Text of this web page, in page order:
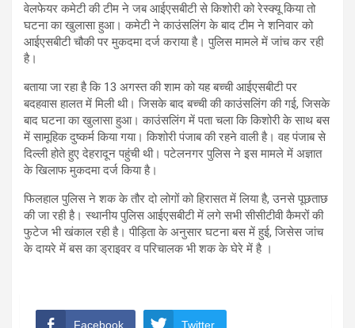
वेलफेयर कमेटी की टीम ने जब आईएसबीटी से किशोरी को रेस्क्यू किया तो
घटना का खुलासा हुआ। कमेटी ने काउंसलिंग के बाद टीम ने शनिवार को
आईएसबीटी चौकी पर मुकदमा दर्ज कराया है। पुलिस मामले में जांच कर रही
है।
बताया जा रहा है कि 13 अगस्त की शाम को यह बच्ची आईएसबीटी पर
बदहवास हालत में मिली थी। जिसके बाद बच्ची की काउंसलिंग की गई, जिसके
बाद घटना का खुलासा हुआ। काउंसलिंग में पता चला कि किशोरी के साथ बस
में सामूहिक दुष्कर्म किया गया। किशोरी पंजाब की रहने वाली है। वह पंजाब से
दिल्ली होते हुए देहरादून पहुंची थी। पटेलनगर पुलिस ने इस मामले में अज्ञात
के खिलाफ मुकदमा दर्ज किया है।
फिलहाल पुलिस ने शक के तौर दो लोगों को हिरासत में लिया है, उनसे पूछताछ
की जा रही है। स्थानीय पुलिस आईएसबीटी में लगे सभी सीसीटीवी कैमरों की
फुटेज भी खंकाल रही है। पीड़िता के अनुसार घटना बस में हुई, जिसेस जांच
के दायरे में बस का ड्राइवर व परिचालक भी शक के घेरे में है ।
Facebook Twitter